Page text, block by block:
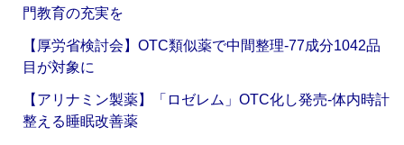
門教育の充実を
【厚労省検討会】OTC類似薬で中間整理‐77成分1042品
目が対象に
【アリナミン製薬】「ロゼレム」OTC化し発売‐体内時計
整える睡眠改善薬